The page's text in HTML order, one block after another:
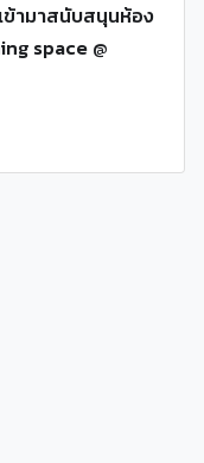
ข้ามาสนับสนุนห้อง
space @